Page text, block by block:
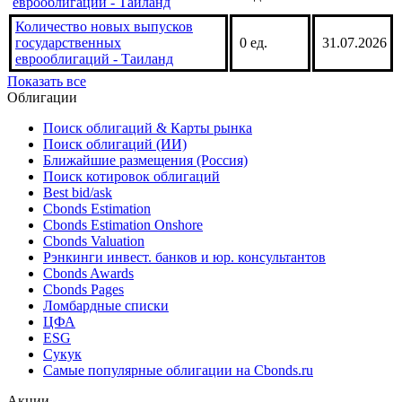
Количество новых выпусков
государственных
еврооблигаций - Таиланд
0 ед. 31.07.2026
Показать все
Облигации
Поиск облигаций & Карты рынка
Поиск облигаций (ИИ)
Ближайшие размещения (Россия)
Поиск котировок облигаций
Best bid/ask
Cbonds Estimation
Cbonds Estimation Onshore
Cbonds Valuation
Рэнкинги инвест. банков и юр. консультантов
Cbonds Awards
Cbonds Pages
Ломбардные списки
ЦФА
ESG
Сукук
Самые популярные облигации на Cbonds.ru